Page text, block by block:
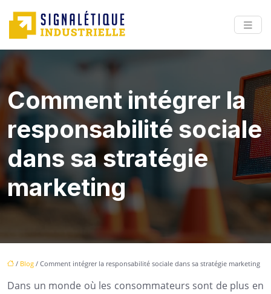
Comment intégrer la
responsabilité sociale
dans sa stratégie
marketing
/ Blog / Comment intégrer la responsabilité sociale dans sa stratégie marketing
Dans un monde où les consommateurs sont de plus en